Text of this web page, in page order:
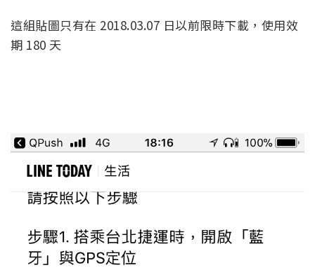
這組貼圖只有在 2018.03.07 日以前限時下載，使用效
期 180 天